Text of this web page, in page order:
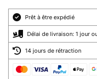
Prêt à être expédié
Délai de livraison: 1 jour
14 jours de rétraction